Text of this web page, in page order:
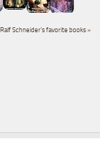
Ralf Schneider's favorite books »